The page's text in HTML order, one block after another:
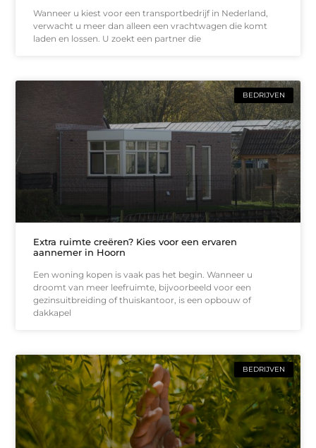
Wanneer u kiest voor een transportbedrijf in Nederland,
verwacht u meer dan alleen een vrachtwagen die komt
laden en lossen. U zoekt een partner die
BEDRIJVEN
Extra ruimte creëren? Kies voor een ervaren
aannemer in Hoorn
Een woning kopen is vaak pas het begin. Wanneer u
droomt van meer leefruimte, bijvoorbeeld voor een
gezinsuitbreiding of thuiskantoor, is een opbouw of
dakkapel
BEDRIJVEN